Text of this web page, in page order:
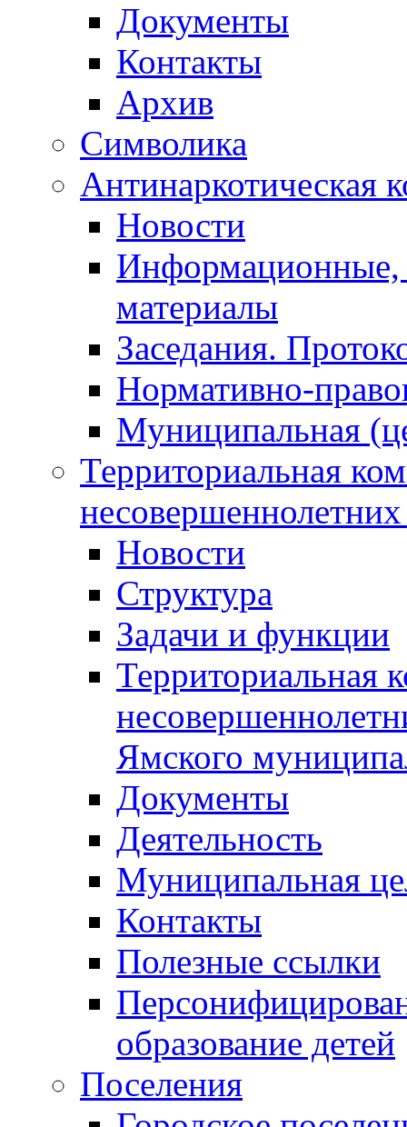
Документы
Контакты
Архив
Символика
Антинаркотическая
Новости
Информационные,
материалы
Заседания.
Нормативно-
Муниципальная
Территориальная
Новости
Структура
Задачи и функции
Территориальная
Ямского
Документы
Деятельность
Муниципальная
Контакты
Полезные ссылки
образование детей
Поселения